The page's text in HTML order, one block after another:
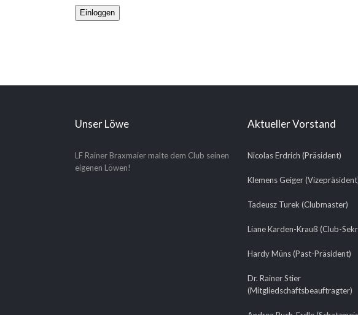
Unser Löwe
LF Rainer Braxmaier malte dem Club seinen
eigenen Löwen!
Aktueller Vorstand
Nicolas Erdrich (Präsident)
Klemens Geiger
Tadeusz Turek (Clubmaster)
Liane Karden-Krauß (Club-
Hardy Müns (Past-Präsident)
Dr. Rainer Stier
(Mitgliedschaftsbeauftragter)